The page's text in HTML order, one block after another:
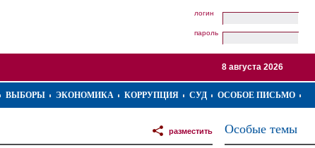
логин
пароль
8 августа 2026
ВЫБОРЫ ЭКОНОМИКА КОРРУПЦИЯ СУД ОСОБОЕ ПИСЬМО
разместить Особые темы